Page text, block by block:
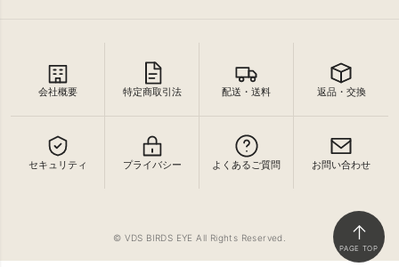
会社概要 特定商取引法 配送・送料 返品・交換
セキュリティ プライバシー よくあるご質問 お問い合わせ
© VDS BIRDS EYE All Rights Reserved. ↑
PAGE TOP